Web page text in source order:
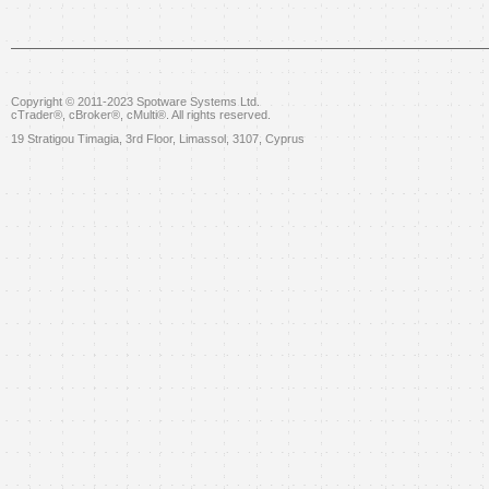
Copyright © 2011-2023 Spotware Systems Ltd.
cTrader®, cBroker®, cMulti®. All rights reserved.
19 Stratigou Timagia, 3rd Floor, Limassol 3107, Cyprus